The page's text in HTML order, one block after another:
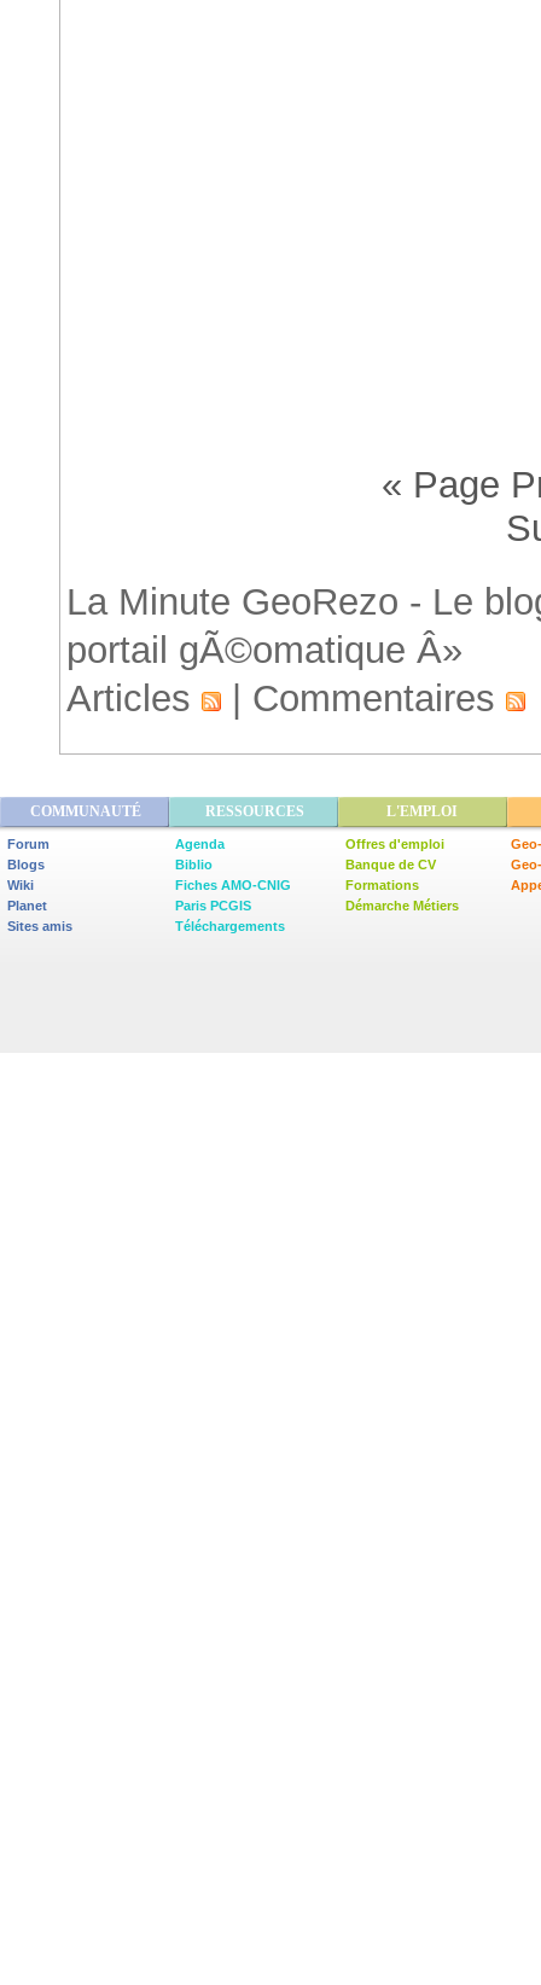
« Page
La Minute GeoRezo - Le
portail gÃ©omatique Â»
Articles
Commentaires
COMMUNAUTÉ RESSOURCES L'EMPLOI
Forum
Blogs
Wiki
Planet
Sites amis
Agenda
Biblio
Fiches AMO-CNIG
Paris PCGIS
Téléchargements
Offres d'emploi
Banque de CV
Formations
Démarche Métiers